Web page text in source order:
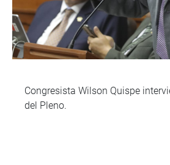
Congresista Wilson Quispe
del Pleno.